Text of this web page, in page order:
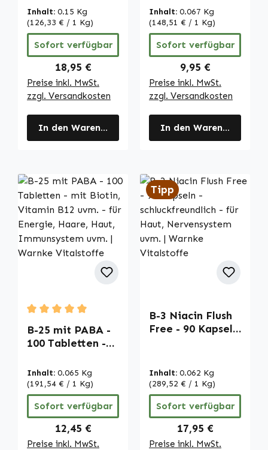
uvm. - für
Sehkraft uvm. -
schluckfreundlich
| Warnke
Vitalstoffe
Inhalt: 0.15 Kg
(126,33 € / 1 Kg)
Sofort verfügbar
Regulärer Preis:
18,95 €
Preise inkl. MwSt.
zzgl. Versandkosten
In den Warenkorb
Tabletten - für
Schwangerschaft,
Energie uvm. |
Warnke
Vitalstoffe
Inhalt: 0.067 Kg
(148,51 € / 1 Kg)
Sofort verfügbar
Regulärer Preis:
9,95 €
Preise inkl. MwSt.
zzgl. Versandkosten
In den Warenkorb
Durchschnittliche Bewertung von 5 von 5 Sternen
B-25 mit PABA -
100 Tabletten -
Vitamin B12 uvm.
- für Energie,
Haare, Haut,
Immunsystem
uvm. | Warnke
Vitalstoffe
Inhalt: 0.065 Kg
(191,54 € / 1 Kg)
Sofort verfügbar
Regulärer Preis:
12,45 €
Preise inkl. MwSt.
Tipp
B-3 Niacin Flush
Free - 90 Kapseln
- für Haut,
Nervensystem
uvm. | Warnke
Vitalstoffe
Inhalt: 0.062 Kg
(289,52 € / 1 Kg)
Sofort verfügbar
Regulärer Preis:
17,95 €
Preise inkl. MwSt.